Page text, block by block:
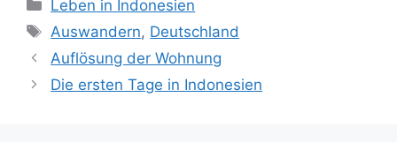
a
e
g
Leben in Indonesien
S
c
l
Auswandern, Deutschland
Auflösung der Wohnung
Die ersten Tage in Indonesien